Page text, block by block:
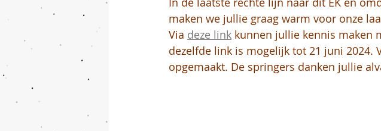
maken we jullie graag warm voor onze
Via deze link kunnen jullie kennis maken
dezelfde link is mogelijk tot 21 juni 2024.
opgemaakt. De springers danken jullie